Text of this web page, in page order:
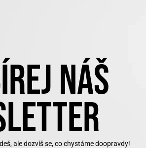
NÁŠ
ale dozvíš se, co chystáme doopravdy!